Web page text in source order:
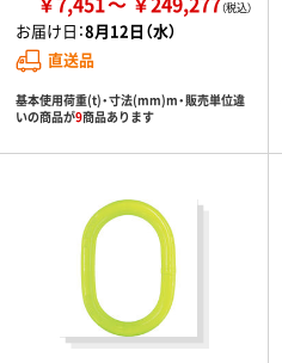
お届け日：8月12日（水）
直送品
基本使用荷重(t)・寸法(mm)m・販売単位違
いの商品が9商品あります